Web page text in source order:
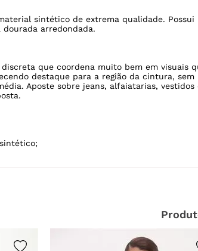
sintético de extrema qualidade. Possui
arredondada.
que coordena muito bem em visuais
destaque para a região da cintura, sem
Aposte sobre jeans, alfaiatarias, vestidos